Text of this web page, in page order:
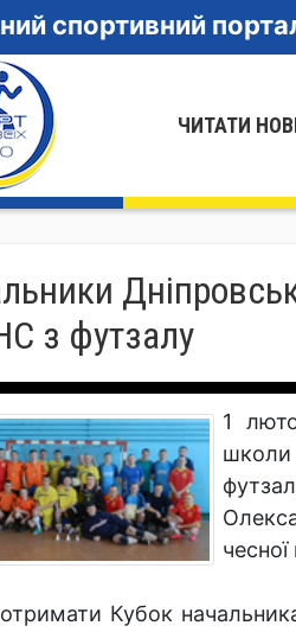
спортивний
ЧИТАТИ
з футзалу
1
Кубок